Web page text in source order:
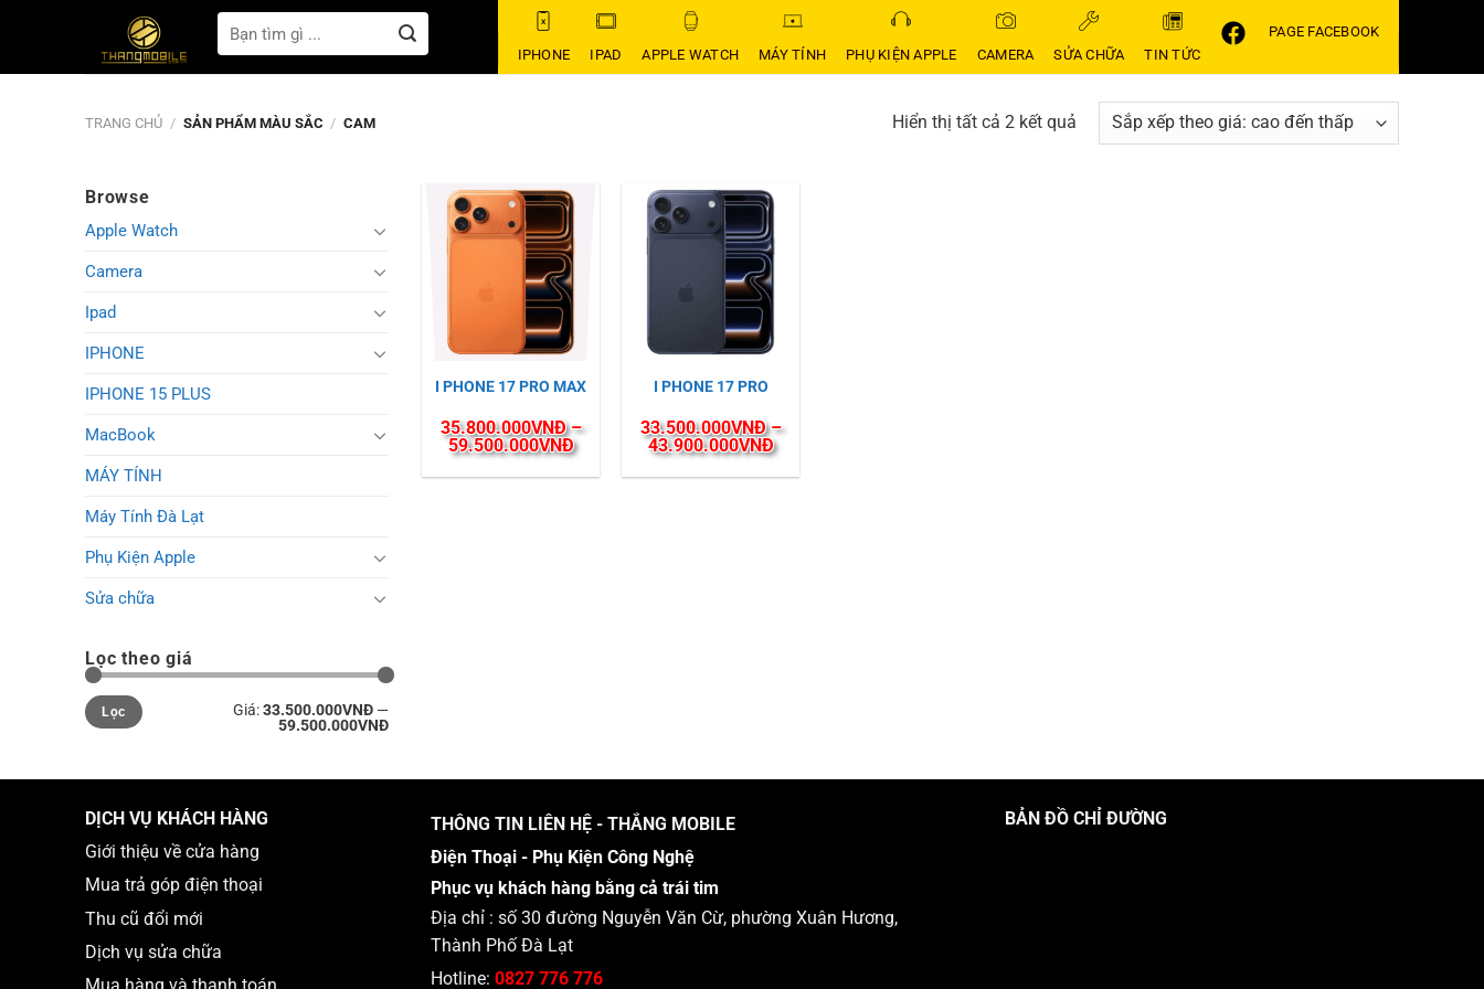
kiếm:
IPHONE IPAD APPLE WATCH MÁY TÍNH PHỤ KIỆN APPLE CAMERA SỬA CHỮA TIN TỨC
PAGE FACEBOOK
TRANG CHỦ / SẢN PHẨM MÀU SẮC / CAM Hiển thị tất cả 2 kết quảĐã
sắp
Browse
Apple Watch
Camera
Ipad
IPHONE
IPHONE 15 PLUS
MacBook
MÁY TÍNH
Máy Tính Đà Lạt
Phụ Kiện Apple
Sửa chữa
Lọc theo giá
Giá
tối
thiểu
Giá
tối
đa
Lọc Giá:33.500.000VNĐ —
59.500.000VNĐ
I PHONE 17 PRO MAX
35.800.000VNĐ –
59.500.000VNĐKhoảng
giá:
từ
I PHONE 17 PRO
33.500.000VNĐ –
43.900.000VNĐKhoảng
giá:
từ
DỊCH VỤ KHÁCH HÀNG
Giới thiệu về cửa hàng
Mua trả góp điện thoại
Thu cũ đổi mới
Dịch vụ sửa chữa
THÔNG TIN LIÊN HỆ - THẮNG MOBILE
Điện Thoại - Phụ Kiện Công Nghệ
Phục vụ khách hàng bằng cả trái tim
Địa chỉ : số 30 đường Nguyễn Văn Cừ, phường Xuân Hương,
Thành Phố Đà Lạt
Hotline: 0827 776 776
BẢN ĐỒ CHỈ ĐƯỜNG